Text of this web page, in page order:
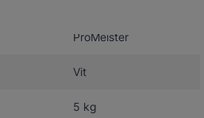
ProMeister
Vit
5 kg